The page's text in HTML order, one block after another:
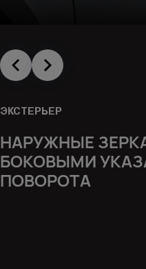
ЭКСТЕРЬЕР
НАРУЖНЫЕ
БОКОВЫМИ
ПОВОРОТА